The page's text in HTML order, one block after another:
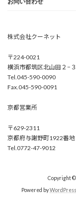
株式会社クーネット
〒224-0021
横浜市都筑区北山田２−
Tel.045-590-0090
Fax.045-590-0091
京都営業所
〒629-2311
京都府与謝野町1922番地
Tel.0772-47-9012
Copyright
Powered byWordPress